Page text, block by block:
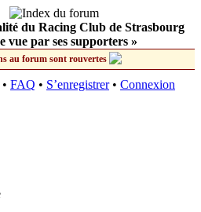
du Racing Club de Strasbourg
vue par ses supporters »
au forum sont rouvertes
• FAQ • S’enregistrer• Connexion